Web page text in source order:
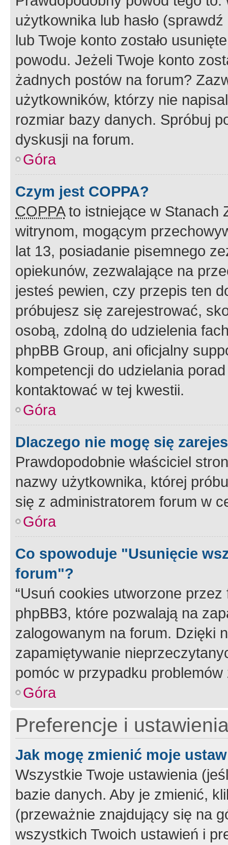
użytkownika lub hasło
lub Twoje konto zostało
powodu. Jeżeli Twoje konto
żadnych postów na forum?
użytkowników, którzy nie
rozmiar bazy danych. Spróbuj
dyskusji na forum.
Góra
Czym jest COPPA?
COPPAto istniejące w Stanach
witrynom, mogącym
lat 13, posiadanie pisemnego
opiekunów, zezwalające na
jesteś pewien, czy przepis ten
próbujesz się zarejestrować,
osobą, zdolną do udzielenia
phpBB Group, ani oficjalny
kompetencji do udzielania
kontaktować w tej kwestii.
Góra
Dlaczego nie mogę się
Prawdopodobnie właściciel
nazwy użytkownika, której
się z administratorem forum w
Góra
Co spowoduje "Usunięcie
forum"?
“Usuń cookies utworzone
phpBB3, które pozwalają na
zalogowanym na forum. Dzięki
zapamiętywanie
pomóc w przypadku
Góra
Preferencje i
Jak mogę zmienić moje
Wszystkie Twoje ustawienia
bazie danych. Aby je zmienić,
(przeważnie znajdujący się na
wszystkich Twoich ustawień i